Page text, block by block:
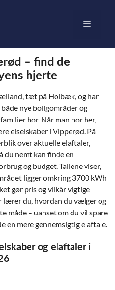
Menu
– find de
hjerte
tæt på Holbæk, og har
nye boligområder og
bor. Når man bor her,
elselskaber i Vipperød. På
over aktuelle elaftaler,
du nemt kan finde en
og budget. Tallene viser,
ligger omkring 3700 kWh
gør pris og vilkår vigtige
lærer du, hvordan du vælger og
måde – uanset om du vil spare
en mere gennemsigtig elaftale.
og elaftaler i